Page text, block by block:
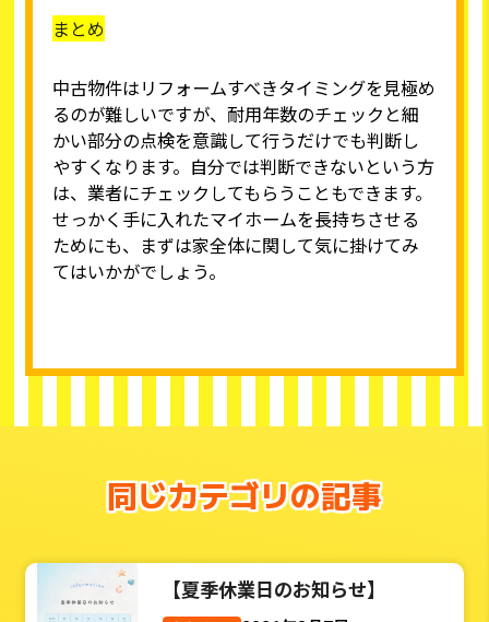
まとめ
中古物件はリフォームすべきタイミングを見極め
るのが難しいですが、耐用年数のチェックと細
かい部分の点検を意識して行うだけでも判断し
やすくなります。自分では判断できないという方
は、業者にチェックしてもらうこともできます。
せっかく手に入れたマイホームを長持ちさせる
ためにも、まずは家全体に関して気に掛けてみ
てはいかがでしょう。
同じカテゴリの記事
【夏季休業日のお知らせ】